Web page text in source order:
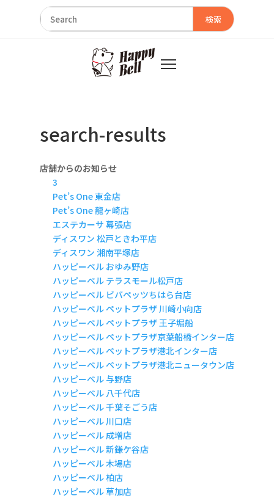
検索
search-results
店舗からのお知らせ
3
Pet’s One 東金店
Pet’s One 龍ヶ崎店
エステカーサ 幕張店
ディスワン 松戸ときわ平店
ディスワン 湘南平塚店
ハッピーベル おゆみ野店
ハッピーベル テラスモール松戸店
ハッピーベル ビバペッツちはら台店
ハッピーベル ペットプラザ 川崎小向店
ハッピーベル ペットプラザ 王子堀船
ハッピーベル ペットプラザ京葉船橋インター店
ハッピーベル ペットプラザ港北インター店
ハッピーベル ペットプラザ港北ニュータウン店
ハッピーベル 与野店
ハッピーベル 八千代店
ハッピーベル 千葉そごう店
ハッピーベル 川口店
ハッピーベル 成増店
ハッピーベル 新鎌ケ谷店
ハッピーベル 木場店
ハッピーベル 柏店
ハッピーベル 草加店